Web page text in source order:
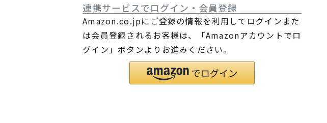
連携サービスでログイン・会員登録
Amazon.co.jpにご登録の情報を利用してログインまた
は会員登録されるお客様は、「Amazonアカウントでロ
グイン」ボタンよりお進みください。